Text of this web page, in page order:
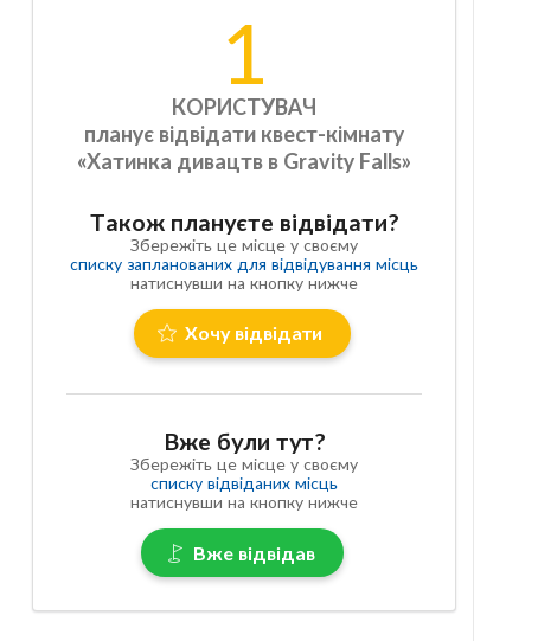
1
КОРИСТУВАЧ
планує відвідати квест-кімнату
«Хатинка дивацтв в Gravity Falls»
Також плануєте відвідати?
Збережіть це місце у своєму
списку запланованих для відвідування місць
натиснувши на кнопку нижче
Хочу відвідати
Вже були тут?
Збережіть це місце у своєму
списку відвіданих місць
натиснувши на кнопку нижче
Вже відвідав